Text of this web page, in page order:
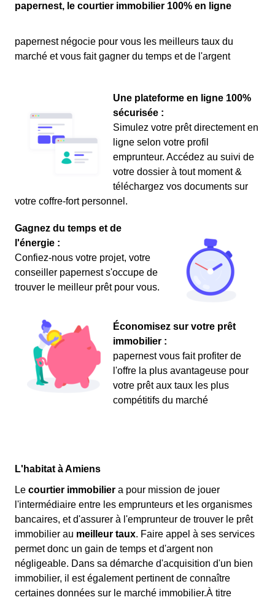
papernest, le courtier immobilier 100% en ligne
papernest négocie pour vous les meilleurs taux du
marché et vous fait gagner du temps et de l'argent
Une plateforme en ligne 100%
sécurisée :
Simulez votre prêt directement en
ligne selon votre profil
emprunteur. Accédez au suivi de
votre dossier à tout moment &
téléchargez vos documents sur
votre coffre-fort personnel.
Gagnez du temps et de
l'énergie :
Confiez-nous votre projet, votre
conseiller papernest s'occupe de
trouver le meilleur prêt pour vous.
Économisez sur votre prêt
immobilier :
papernest vous fait profiter de
l'offre la plus avantageuse pour
votre prêt aux taux les plus
compétitifs du marché
L'habitat à Amiens
Le courtier immobilier a pour mission de jouer
l'intermédiaire entre les emprunteurs et les organismes
bancaires, et d'assurer à l'emprunteur de trouver le prêt
immobilier au meilleur taux. Faire appel à ses services
permet donc un gain de temps et d'argent non
négligeable. Dans sa démarche d'acquisition d'un bien
immobilier, il est également pertinent de connaître
certaines données sur le marché immobilier.À titre